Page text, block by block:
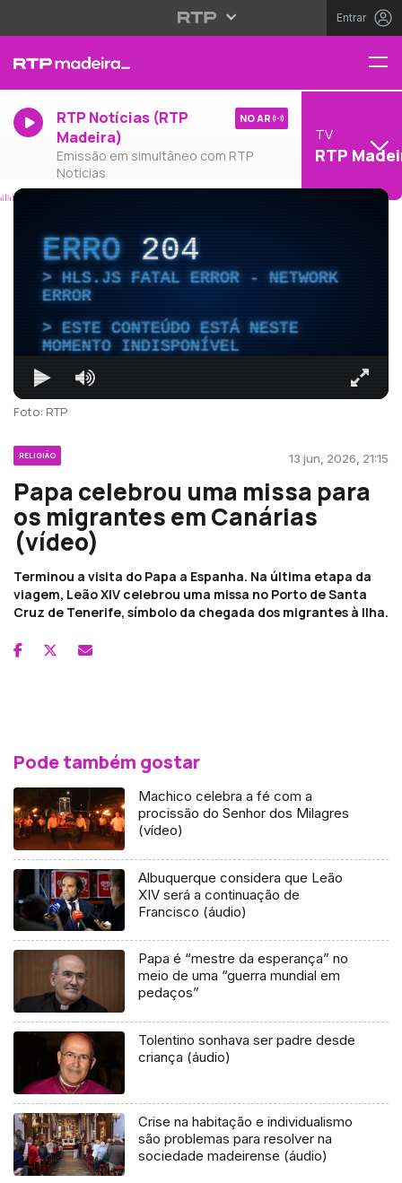
Entrar
RTP Notícias (RTP
Madeira)
Emissão em simultâneo com RTP
Notícias
NO AR
TV
RTP
ERRO204
HLS.JS FATAL ERROR - NETWORK
ERROR
ESTE CONTEÚDO ESTÁ NESTE
MOMENTO INDISPONÍVEL
Foto: RTP
RELIGIÃO 13 jun, 2026, 21:15
Papa celebrou uma missa para
os migrantes em Canárias
(vídeo)
Terminou a visita do Papa a Espanha. Na última etapa da
viagem, Leão XIV celebrou uma missa no Porto de Santa
Cruz de Tenerife, símbolo da chegada dos migrantes à Ilha.
Pode também gostar
Machico celebra a fé com a
procissão do Senhor dos Milagres
(vídeo)
Albuquerque considera que Leão
XIV será a continuação de
Francisco (áudio)
Papa é “mestre da esperança” no
meio de uma “guerra mundial em
pedaços”
Tolentino sonhava ser padre desde
criança (áudio)
Crise na habitação e individualismo
são problemas para resolver na
sociedade madeirense (áudio)